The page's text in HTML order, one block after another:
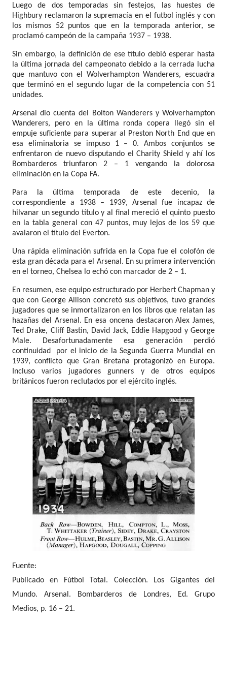
Luego de dos temporadas sin festejos, las huestes de
Highbury reclamaron la supremacía en el futbol inglés y con
los mismos 52 puntos que en la temporada anterior, se
proclamó campeón de la campaña 1937 – 1938.
Sin embargo, la definición de ese título debió esperar hasta
la última jornada del campeonato debido a la cerrada lucha
que mantuvo con el Wolverhampton Wanderers, escuadra
que terminó en el segundo lugar de la competencia con 51
unidades.
Arsenal dio cuenta del Bolton Wanderers y Wolverhampton
Wanderers, pero en la última ronda copera llegó sin el
empuje suficiente para superar al Preston North End que en
esa eliminatoria se impuso 1 – 0. Ambos conjuntos se
enfrentaron de nuevo disputando el Charity Shield y ahí los
Bombarderos triunfaron 2 – 1 vengando la dolorosa
eliminación en la Copa FA.
Para la última temporada de este decenio, la
correspondiente a 1938 – 1939, Arsenal fue incapaz de
hilvanar un segundo título y al final mereció el quinto puesto
en la tabla general con 47 puntos, muy lejos de los 59 que
avalaron el título del Everton.
Una rápida eliminación sufrida en la Copa fue el colofón de
esta gran década para el Arsenal. En su primera intervención
en el torneo, Chelsea lo echó con marcador de 2 – 1.
En resumen, ese equipo estructurado por Herbert Chapman y
que con George Allison concretó sus objetivos, tuvo grandes
jugadores que se inmortalizaron en los libros que relatan las
hazañas del Arsenal. En esa oncena destacaron Alex James,
Ted Drake, Cliff Bastin, David Jack, Eddie Hapgood y George
Male. Desafortunadamente esa generación perdió
continuidad
por el inicio de la Segunda Guerra Mundial en
1939, conflicto que Gran Bretaña protagonizó en Europa.
Incluso varios jugadores gunners y de otros equipos
británicos fueron reclutados por el ejército inglés.
Fuente:
Publicado en Fútbol Total. Colección. Los Gigantes del
Mundo. Arsenal. Bombarderos de Londres, Ed. Grupo
Medios, p. 16 – 21.